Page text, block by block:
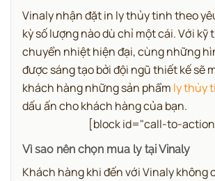
Vinaly nhận đặt in ly thủy tinh theo
kỳ số lượng nào dù chỉ một cái. Với kỹ
chuyển nhiệt hiện đại, cùng những
được sáng tạo bởi đội ngũ thiết kế sẽ
khách hàng những sản phẩm ly thủy
dấu ấn cho khách hàng của bạn.
[block id="call-to-
Vì sao nên chọn mua ly tại Vinaly
Khách hàng khi đến với Vinaly không